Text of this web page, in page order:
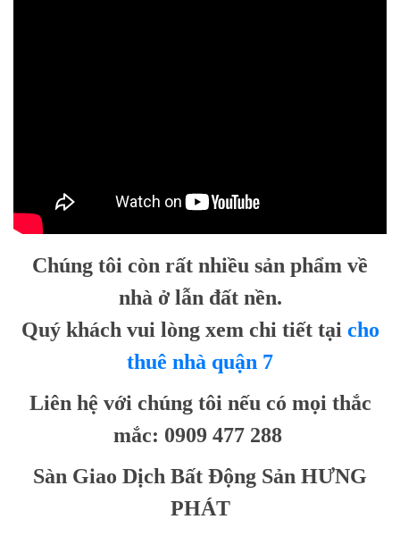
Chúng tôi còn rất nhiều sản phẩm về
nhà ở lẫn đất nền.
Quý khách vui lòng xem chi tiết tại cho
thuê nhà quận 7
Liên hệ với chúng tôi nếu có mọi thắc
mắc: 0909 477 288
Sàn Giao Dịch Bất Động Sản HƯNG
PHÁT